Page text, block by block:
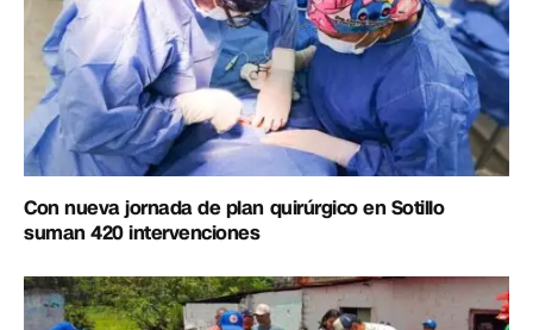
Con nueva jornada de plan quirúrgico en Sotillo
suman 420 intervenciones